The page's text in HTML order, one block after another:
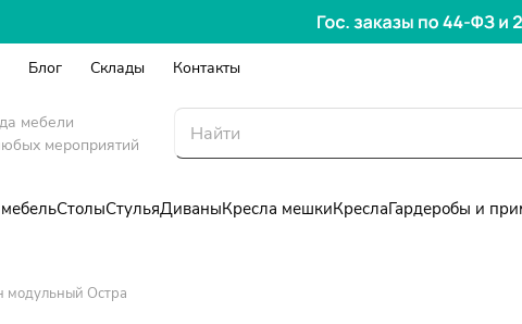
Блог Склады Контакты
мебели
мероприятий
СтолыСтульяДиваныКресла мешкиКреслаГардеробы и
модульный Остра